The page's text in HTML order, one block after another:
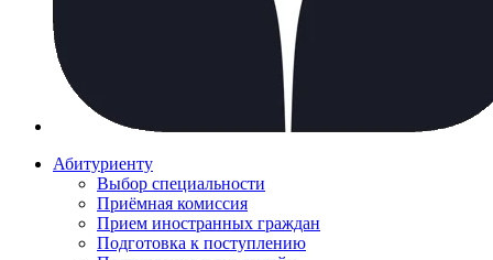
Абитуриенту
Выбор специальности
Приёмная комиссия
Прием иностранных граждан
Подготовка к поступлению